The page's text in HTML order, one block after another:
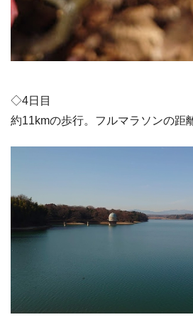
◇4日目
約11kmの歩行。フルマラソンの距